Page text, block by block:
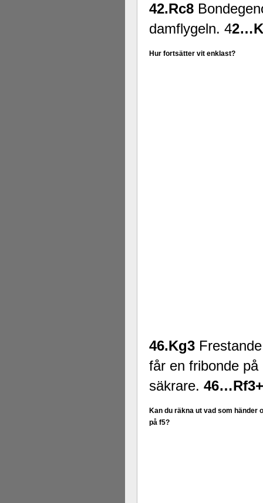
42.Rc8
damflygeln. 4
Hur fortsätter vit enklast?
46.Kg3
får en fribonde
säkrare.
Kan du räkna ut vad som händer
på f5?